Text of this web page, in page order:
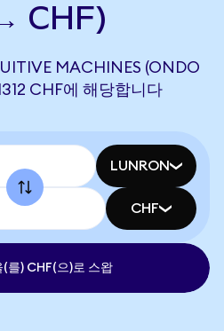
CHF)
MACHINES (ONDO
CHF에 해당합니다
LUNRON
CHF
를) CHF(으)로 스왑